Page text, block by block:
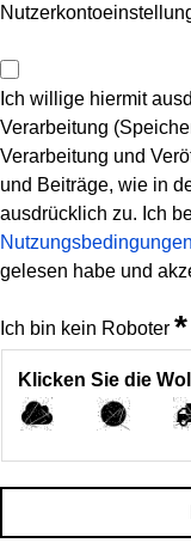
Ich willige hiermit
Verarbeitung
Verarbeitung und
und Beiträge, wie in
ausdrücklich zu. Ich
Nutzungsbedingungen
gelesen habe und
Ich bin kein Roboter *
Klicken Sie die